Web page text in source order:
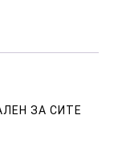
ЗА СИТЕ